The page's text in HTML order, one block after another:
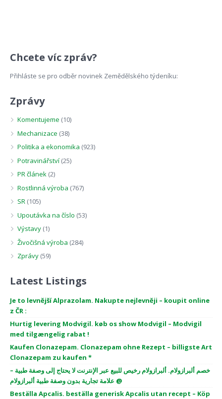
Chcete víc zpráv?
Přihláste se pro odběr novinek Zemědělského týdeníku:
Zprávy
Komentujeme (10)
Mechanizace (38)
Politika a ekonomika (923)
Potravinářství (25)
PR článek (2)
Rostlinná výroba (767)
SR (105)
Upoutávka na číslo (53)
Výstavy (1)
Živočišná výroba (284)
Zprávy (59)
Latest Listings
Je to levnější Alprazolam. Nakupte nejlevněji – koupit online
z ČR :
Hurtig levering Modvigil. køb os show Modvigil – Modvigil
med tilgængelig rabat !
Kaufen Clonazepam. Clonazepam ohne Rezept – billigste Art
Clonazepam zu kaufen *
خصم ألبرازولام. ألبرازولام رخيص للبيع عبر الإنترنت لا يحتاج إلى وصفة طبية –
علامة تجارية بدون وصفة طبية ألبرازولام @
Beställa Apcalis. beställa generisk Apcalis utan recept – Köp